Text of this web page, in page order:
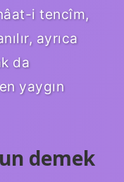
i tencîm,
ayrıca
da
yaygın
demek